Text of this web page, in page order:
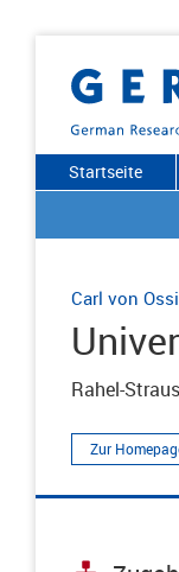
Startseite
Carl von
Rahel-
Zur